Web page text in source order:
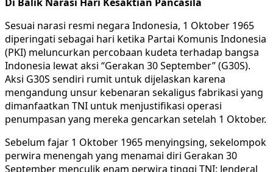
Sesuai narasi resmi negara Indonesia, 1 Oktober 1965
diperingati sebagai hari ketika Partai Komunis Indonesia
(PKI) meluncurkan percobaan kudeta terhadap bangsa
Indonesia lewat aksi “Gerakan 30 September” (G30S).
Aksi G30S sendiri rumit untuk dijelaskan karena
mengandung unsur kebenaran sekaligus fabrikasi yang
dimanfaatkan TNI untuk menjustifikasi operasi
penumpasan yang mereka gencarkan setelah 1 Oktober.
Sebelum fajar 1 Oktober 1965 menyingsing, sekelompok
perwira menengah yang menamai diri Gerakan 30
September menculik enam perwira tinggi TNI: Jenderal